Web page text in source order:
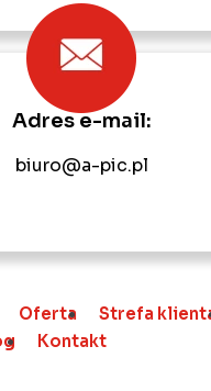
Adres e-mail:
biuro@a-pic.pl
Oferta Strefa
Kontakt